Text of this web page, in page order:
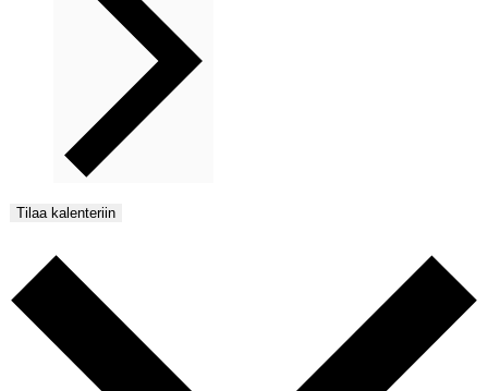
Tilaa kalenteriin